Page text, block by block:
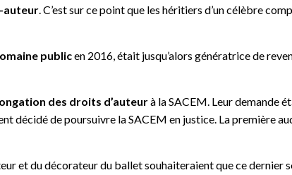
auteur. C’est sur ce point que les héritiers d’un célèbre
publicen 2016, était jusqu’alors génératrice de
des droits d’auteurà la SACEM. Leur demande
décidé de poursuivre la SACEM en justice. La première
et du décorateur du ballet souhaiteraient que ce dernier